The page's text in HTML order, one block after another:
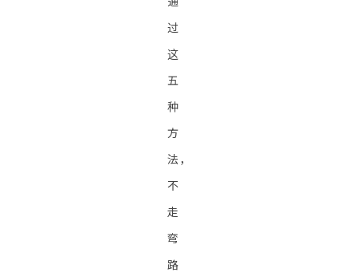
过
这
五
种
方
法，
不
走
弯
路